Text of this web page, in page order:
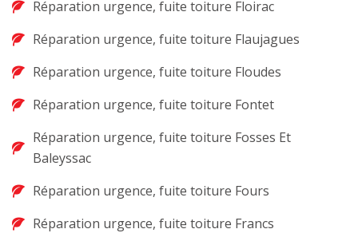
Réparation urgence, fuite toiture Floirac
Réparation urgence, fuite toiture Flaujagues
Réparation urgence, fuite toiture Floudes
Réparation urgence, fuite toiture Fontet
Réparation urgence, fuite toiture Fosses Et
Baleyssac
Réparation urgence, fuite toiture Fours
Réparation urgence, fuite toiture Francs